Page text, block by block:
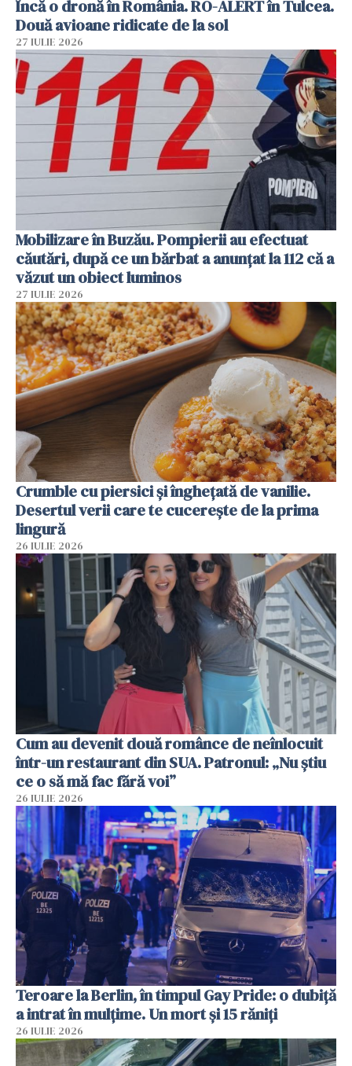
Încă o dronă în România. RO-ALERT în Tulcea.
Două avioane ridicate de la sol
27 IULIE 2026
Mobilizare în Buzău. Pompierii au efectuat
căutări, după ce un bărbat a anunțat la 112 că a
văzut un obiect luminos
27 IULIE 2026
Crumble cu piersici și înghețată de vanilie.
Desertul verii care te cucerește de la prima
lingură
26 IULIE 2026
Cum au devenit două românce de neînlocuit
într-un restaurant din SUA. Patronul: „Nu știu
ce o să mă fac fără voi”
26 IULIE 2026
Teroare la Berlin, în timpul Gay Pride: o dubiță
a intrat în mulțime. Un mort și 15 răniți
26 IULIE 2026